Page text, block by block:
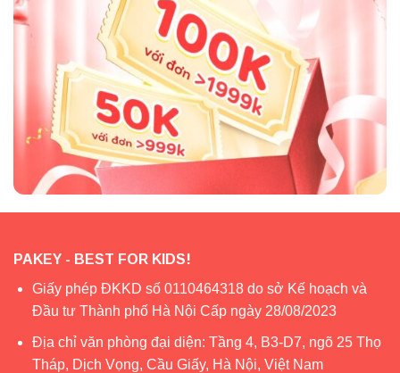
PAKEY - BEST FOR KIDS!
Giấy phép ĐKKD số 0110464318 do sở Kế hoạch và
Đầu tư Thành phố Hà Nội Cấp ngày 28/08/2023
Địa chỉ văn phòng đại diện: Tầng 4, B3-D7, ngõ 25 Thọ
Tháp, Dịch Vọng, Cầu Giấy, Hà Nội, Việt Nam